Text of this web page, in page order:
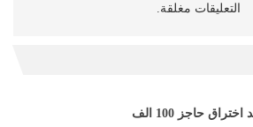
التعليقات مغلقة.
حاجز 100 الف